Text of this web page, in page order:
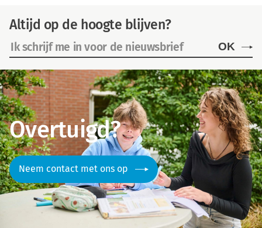
Altijd op de hoogte blijven?
OK
Overtuigd?
Neem contact met ons op